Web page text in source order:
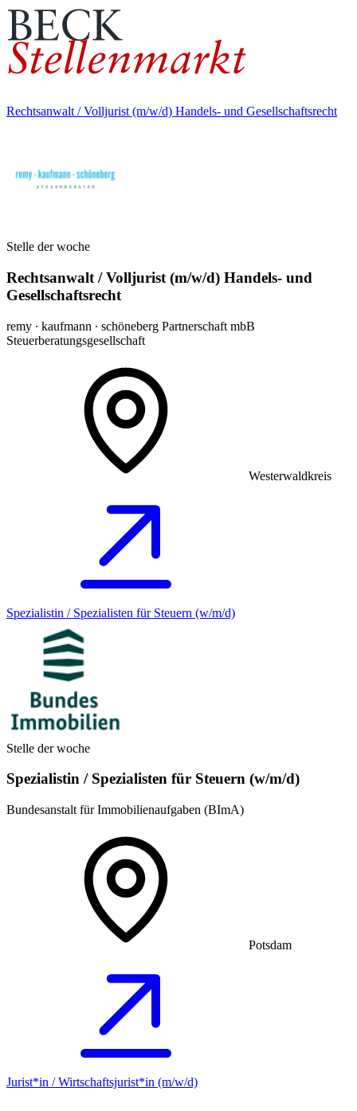
Rechtsanwalt / Volljurist (m/w/d) Handels- und Gesellschaftsrecht
Stelle der woche
Rechtsanwalt / Volljurist (m/w/d) Handels- und
Gesellschaftsrecht
remy ∙ kaufmann ∙ schöneberg Partnerschaft mbB
Steuerberatungsgesellschaft
Westerwaldkreis
Spezialistin / Spezialisten für Steuern (w/m/d)
Stelle der woche
Spezialistin / Spezialisten für Steuern (w/m/d)
Bundesanstalt für Immobilienaufgaben (BImA)
Potsdam
Jurist*in / Wirtschafts­jurist*in (m/w/d)